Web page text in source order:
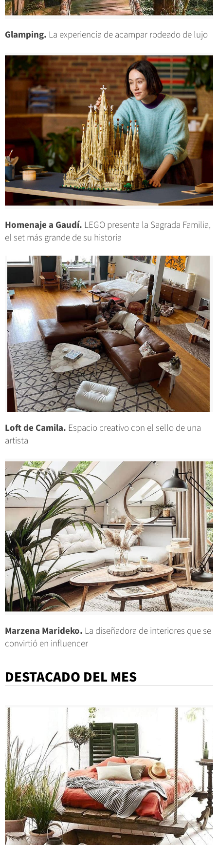
Glamping. La experiencia de acampar rodeado de lujo
Homenaje a Gaudí. LEGO presenta la Sagrada Familia,
el set más grande de su historia
Loft de Camila. Espacio creativo con el sello de una
artista
Marzena Marideko. La diseñadora de interiores que se
convirtió en influencer
DESTACADO DEL MES